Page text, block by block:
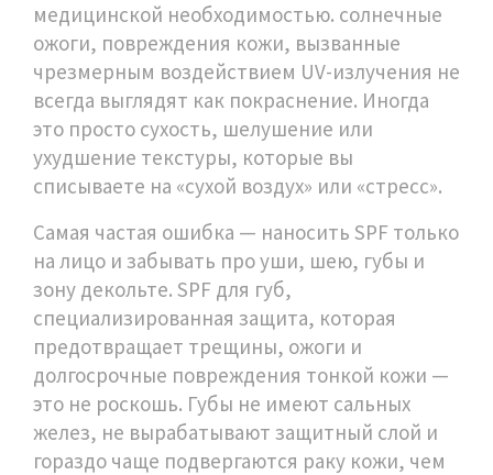
медицинской необходимостью. солнечные
ожоги, повреждения кожи, вызванные
чрезмерным воздействием UV-излучения не
всегда выглядят как покраснение. Иногда
это просто сухость, шелушение или
ухудшение текстуры, которые вы
списываете на «сухой воздух» или «стресс».
Самая частая ошибка — наносить SPF только
на лицо и забывать про уши, шею, губы и
зону декольте. SPF для губ,
специализированная защита, которая
предотвращает трещины, ожоги и
долгосрочные повреждения тонкой кожи —
это не роскошь. Губы не имеют сальных
желез, не вырабатывают защитный слой и
гораздо чаще подвергаются раку кожи, чем